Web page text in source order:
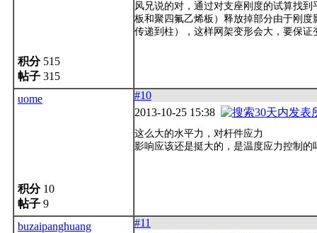
积分515
帖子 315
风兄说的对，通过对支座刚度的试算找
板和聚四氟乙烯板）释放掉部分由于刚
传递到柱），这样网架变形会大，要保证
uome
积分10
帖子 9
#10
2013-10-25 15:38
这么大的水平力，对杆件应力
影响应该还是挺大的，是温度应力控制的
buzaipanghuang
#11